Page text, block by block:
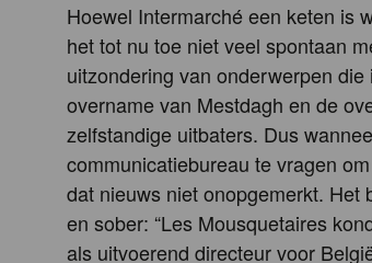
Hoewel Intermarché een keten is
het tot nu toe niet veel spontaan
uitzondering van onderwerpen
overname van Mestdagh en de
zelfstandige uitbaters. Dus
communicatiebureau te vragen
dat nieuws niet onopgemerkt.
en sober: “Les Mousquetaires
als uitvoerend directeur voor